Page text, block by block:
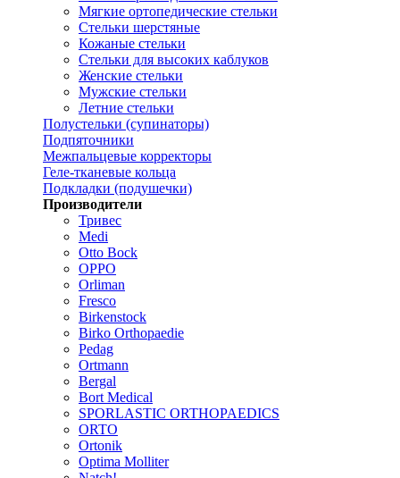
Мягкие ортопедические стельки
Стельки шерстяные
Кожаные стельки
Стельки для высоких каблуков
Женские стельки
Мужские стельки
Летние стельки
Полустельки (супинаторы)
Подпяточники
Межпальцевые корректоры
Геле-тканевые кольца
Подкладки (подушечки)
Производители
Тривес
Medi
Otto Bock
OPPO
Orliman
Fresco
Birkenstock
Birko Orthopaedie
Pedag
Ortmann
Bergal
Bort Medical
SPORLASTIC ORTHOPAEDICS
ORTO
Ortonik
Optima Molliter